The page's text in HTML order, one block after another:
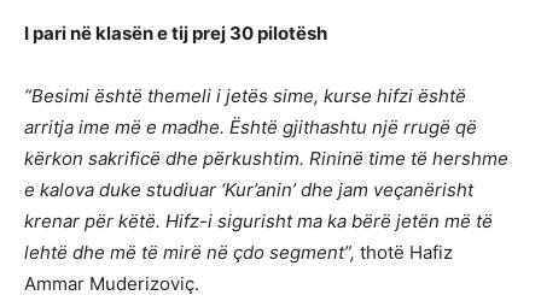
I pari në klasën e tij prej 30 pilotësh
“Besimi është themeli i jetës sime, kurse hifzi është
arritja ime më e madhe. Është gjithashtu një rrugë që
kërkon sakrificë dhe përkushtim. Rininë time të hershme
e kalova duke studiuar ‘Kur’anin’ dhe jam veçanërisht
krenar për këtë. Hifz-i sigurisht ma ka bërë jetën më të
lehtë dhe më të mirë në çdo segment”, thotë Hafiz
Ammar Muderizoviç.